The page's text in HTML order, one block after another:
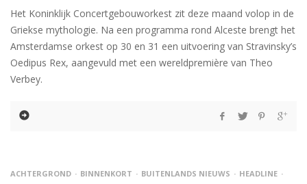
Het Koninklijk Concertgebouworkest zit deze maand volop in de
Griekse mythologie. Na een programma rond Alceste brengt het
Amsterdamse orkest op 30 en 31 een uitvoering van Stravinsky’s
Oedipus Rex, aangevuld met een wereldpremière van Theo
Verbey.
ACHTERGROND BINNENKORT BUITENLANDS NIEUWS
HEADLINE